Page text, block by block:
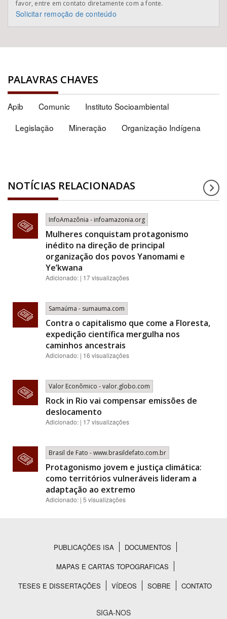
favor, entre em contato diretamente com a fonte.
Solicitar remoção de conteúdo
PALAVRAS CHAVES
Apib Comunic
Instituto Socioambiental
Legislação
Mineração Organização Indígena
NOTÍCIAS RELACIONADAS
InfoAmazônia - infoamazonia.org
Mulheres conquistam protagonismo
inédito na direção de principal
organização dos povos Yanomami e
Ye’kwana
Adicionado: | 17 visualizações
Samaúma - sumauma.com
Contra o capitalismo que come a Floresta,
expedição científica mergulha nos
caminhos ancestrais
Adicionado: | 16 visualizações
Valor Econômico - valor.globo.com
Rock in Rio vai compensar emissões de
deslocamento
Adicionado: | 17 visualizações
Brasil de Fato - www.brasildefato.com.br
Protagonismo jovem e justiça climática:
como territórios vulneráveis lideram a
adaptação ao extremo
Adicionado: | 5 visualizações
Rodapé
PUBLICAÇÕES ISA
DOCUMENTOS
MAPAS E CARTAS TOPOGRAFICAS
TESES E DISSERTAÇÕES
VÍDEOS SOBRE CONTATO
SIGA-NOS